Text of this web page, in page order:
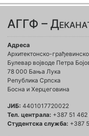
АГГФ –
Адреса
Архитектонско-
Булевар војводе Петра
78 000 Бања Лука
Република Српска
Босна и Херцеговина
ЈИБ: 4401017720022
Тел. централа: +387 51 462
Студентска служба: +387